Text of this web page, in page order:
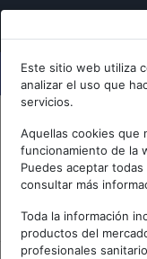
Este sitio web utiliza
analizar el uso que
servicios.
Aquellas cookies que
funcionamiento de la
Puedes aceptar
consultar más
Toda la información
productos del
profesionales